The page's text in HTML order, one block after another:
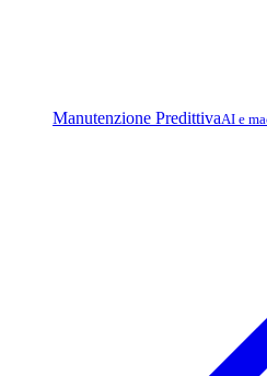
Manutenzione PredittivaAI e